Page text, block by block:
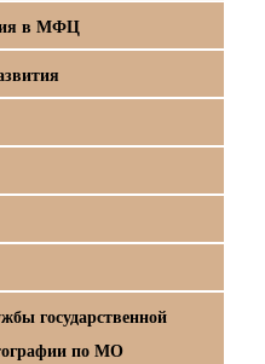
в МФЦ
государственной
по МО